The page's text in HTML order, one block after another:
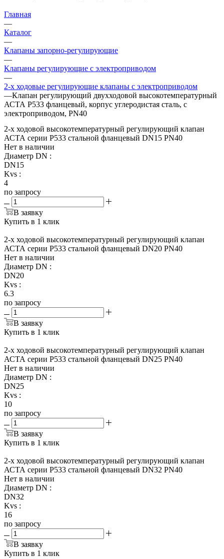
Главная
—
Каталог
—
Клапаны запорно-регулирующие
—
Клапаны регулирующие с электроприводом
—
2-х ходовые регулирующие клапаны с электроприводом
—Клапан регулирующий двухходовой высокотемпературный
АСТА Р533 фланцевый, корпус углеродистая сталь, с
электроприводом, PN40
2-х ходовой высокотемпературный регулирующий клапан
АСТА серии Р533 стальной фланцевый DN15 PN40
Нет в наличии
Диаметр DN :
DN15
Kvs :
4
по запросу
В заявку
Купить в 1 клик
2-х ходовой высокотемпературный регулирующий клапан
АСТА серии Р533 стальной фланцевый DN20 PN40
Нет в наличии
Диаметр DN :
DN20
Kvs :
6.3
по запросу
В заявку
Купить в 1 клик
2-х ходовой высокотемпературный регулирующий клапан
АСТА серии Р533 стальной фланцевый DN25 PN40
Нет в наличии
Диаметр DN :
DN25
Kvs :
10
по запросу
В заявку
Купить в 1 клик
2-х ходовой высокотемпературный регулирующий клапан
АСТА серии Р533 стальной фланцевый DN32 PN40
Нет в наличии
Диаметр DN :
DN32
Kvs :
16
по запросу
В заявку
Купить в 1 клик